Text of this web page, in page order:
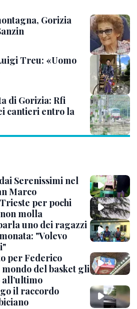
Gorizia
Treu: «Uomo
di Gorizia: Rfi
cantieri entro la
Serenissimi nel
Marco
per pochi
molla
uno dei ragazzi
"Volevo
per Federico
del basket gli
all’ultimo
il raccordo